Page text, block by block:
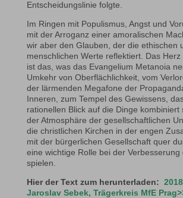
Entscheidungslinie folgte.
Im Ringen mit Populismus, Angst und
mit der Arroganz einer amoralischen
wir aber den Glauben, der die ethischen
menschlichen Werte reflektiert. Das
ist das, was das Evangelium Metanoia
Umkehr von Oberflächlichkeit, vom
der lärmenden Megafone der
Inneren, zum Tempel des Gewissens,
rationellen Blick auf die Dinge kombiniert
der Atmosphäre der gesellschaftlichen
die christlichen Kirchen in der engen
mit der bürgerlichen Gesellschaft quer
eine wichtige Rolle bei der Verbesserung
spielen.
Hier der Text zum herunterladen:
Jaroslav Sebek, Trägerkreis MfE